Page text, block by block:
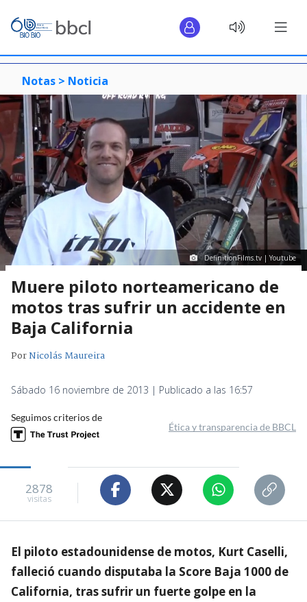
Notas > Noticia
DefinitionFilms.tv | Youtube
Muere piloto norteamericano de
motos tras sufrir un accidente en
Baja California
PorNicolás Maureira
Sábado 16 noviembre de 2013 | Publicado a las 16:57
Seguimos criterios de
Ética y transparencia de BBCL
2878
visitas
El piloto estadounidense de motos, Kurt Caselli,
falleció cuando disputaba la Score Baja 1000 de
California, tras sufrir un fuerte golpe en la